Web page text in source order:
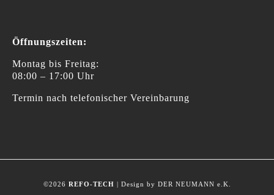
Öffnungszeiten:
Montag bis Freitag:
08:00 – 17:00 Uhr
Termin nach telefonischer Vereinbarung
©2026 REFO-TECH | Design by DER NEUMANN e.K.